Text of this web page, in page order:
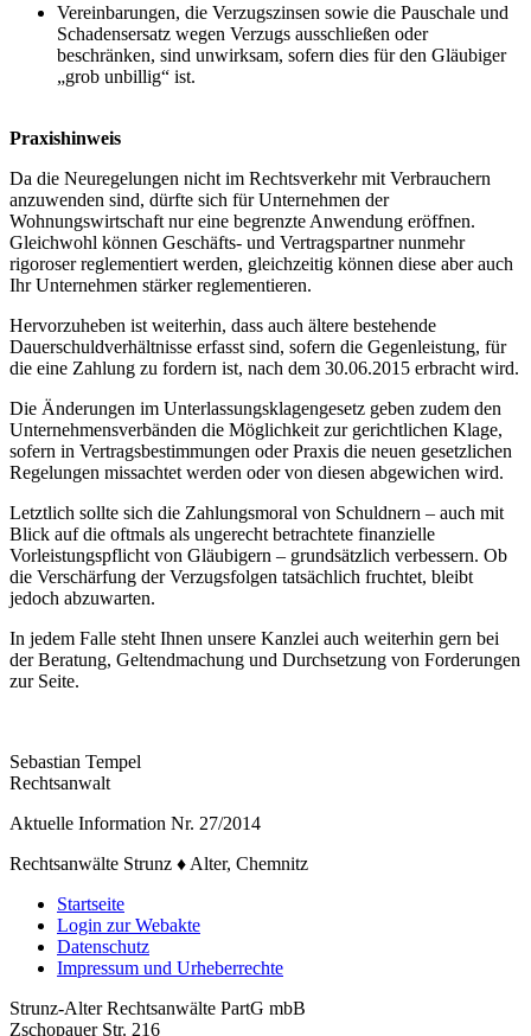
Vereinbarungen, die Verzugszinsen sowie die Pauschale und
Schadensersatz wegen Verzugs ausschließen oder
beschränken, sind unwirksam, sofern dies für den Gläubiger
„grob unbillig“ ist.
Praxishinweis
Da die Neuregelungen nicht im Rechtsverkehr mit Verbrauchern
anzuwenden sind, dürfte sich für Unternehmen der
Wohnungswirtschaft nur eine begrenzte Anwendung eröffnen.
Gleichwohl können Geschäfts- und Vertragspartner nunmehr
rigoroser reglementiert werden, gleichzeitig können diese aber auch
Ihr Unternehmen stärker reglementieren.
Hervorzuheben ist weiterhin, dass auch ältere bestehende
Dauerschuldverhältnisse erfasst sind, sofern die Gegenleistung, für
die eine Zahlung zu fordern ist, nach dem 30.06.2015 erbracht wird.
Die Änderungen im Unterlassungsklagengesetz geben zudem den
Unternehmensverbänden die Möglichkeit zur gerichtlichen Klage,
sofern in Vertragsbestimmungen oder Praxis die neuen gesetzlichen
Regelungen missachtet werden oder von diesen abgewichen wird.
Letztlich sollte sich die Zahlungsmoral von Schuldnern – auch mit
Blick auf die oftmals als ungerecht betrachtete finanzielle
Vorleistungspflicht von Gläubigern – grundsätzlich verbessern. Ob
die Verschärfung der Verzugsfolgen tatsächlich fruchtet, bleibt
jedoch abzuwarten.
In jedem Falle steht Ihnen unsere Kanzlei auch weiterhin gern bei
der Beratung, Geltendmachung und Durchsetzung von Forderungen
zur Seite.
Sebastian Tempel
Rechtsanwalt
Aktuelle Information Nr. 27/2014
Rechtsanwälte Strunz ♦ Alter, Chemnitz
Startseite
Login zur Webakte
Datenschutz
Impressum und Urheberrechte
Strunz-Alter Rechtsanwälte PartG mbB
Zschopauer Str. 216